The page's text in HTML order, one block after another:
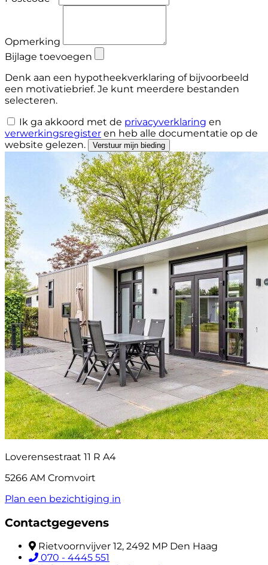
Opmerking
Bijlage toevoegen
Denk aan een hypotheekverklaring of bijvoorbeeld
een motivatiebrief. Je kunt meerdere bestanden
selecteren.
Ik ga akkoord met de privacyverklaring en
verwerkingsregister en heb alle documentatie op de
website gelezen.
Verstuur mijn bieding
Loverensestraat 11 R A4
5266 AM Cromvoirt
Plan een bezichtiging in
Contactgegevens
Rietvoornvijver 12, 2492 MP Den Haag
070 - 4445 551